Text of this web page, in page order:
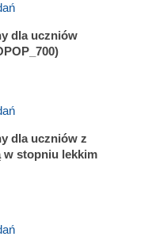
dla uczniów
dla uczniów z
w stopniu lekkim